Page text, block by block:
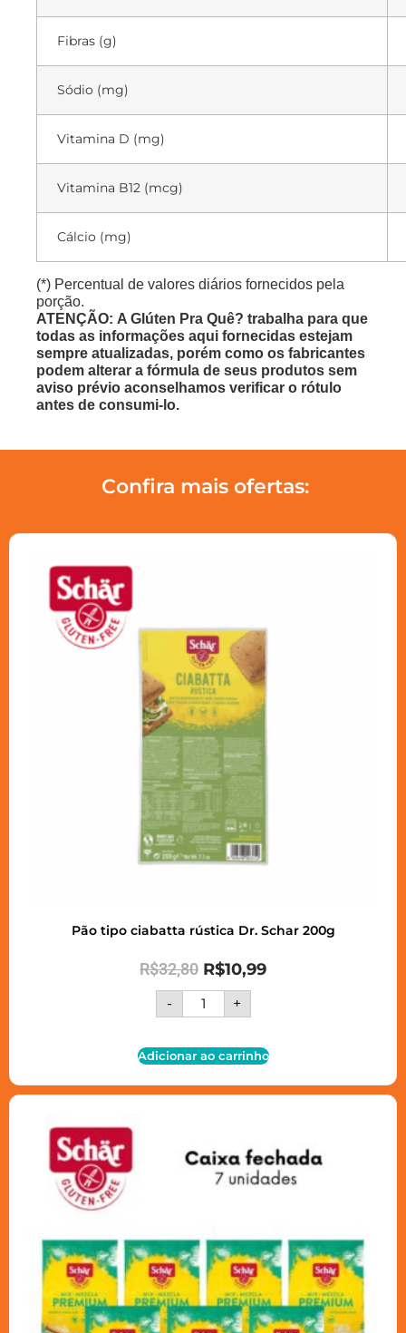
Fibras (g)
Sódio (mg)
Vitamina D (mg)
Vitamina B12 (mcg)
Cálcio (mg)
(*) Percentual de valores diários fornecidos pela
porção.
ATENÇÃO: A Glúten Pra Quê? trabalha para que
todas as informações aqui fornecidas estejam
sempre atualizadas, porém como os fabricantes
podem alterar a fórmula de seus produtos sem
aviso prévio aconselhamos verificar o rótulo
antes de consumi-lo.
Confira mais ofertas:
Pão tipo ciabatta rústica Dr. Schar 200g
R$32,80 R$10,99
- +
Adicionar ao carrinho